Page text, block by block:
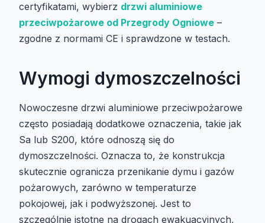
certyfikatami, wybierz drzwi aluminiowe
przeciwpożarowe od Przegrody Ogniowe –
zgodne z normami CE i sprawdzone w testach.
Wymogi dymoszczelności
Nowoczesne drzwi aluminiowe przeciwpożarowe
często posiadają dodatkowe oznaczenia, takie jak
Sa lub S200, które odnoszą się do
dymoszczelności. Oznacza to, że konstrukcja
skutecznie ogranicza przenikanie dymu i gazów
pożarowych, zarówno w temperaturze
pokojowej, jak i podwyższonej. Jest to
szczególnie istotne na drogach ewakuacyjnych,